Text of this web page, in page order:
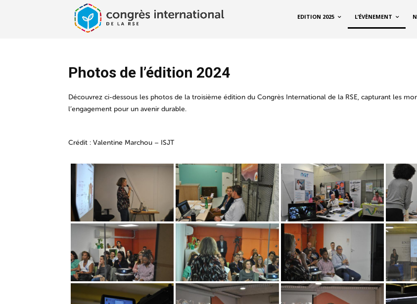
EDITION 2025 L’ÉVÈNEMENT
Photos de l’édition 2024
Découvrez ci-dessous les photos de la troisième édition du Congrès International de la RSE, capturant les
l’engagement pour un avenir durable.
Crédit : Valentine Marchou – ISJT